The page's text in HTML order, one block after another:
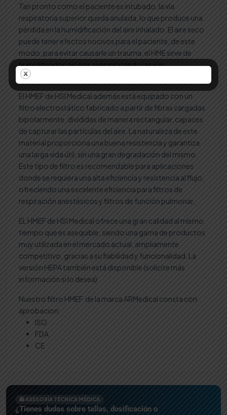
Tan pronto como el paciente es intubado, la vía
respiratoria superior queda anulada, lo que produce una
pérdida en la humidificación del aire inhalado. El aire seco
puede tener efectos nocivos para el paciente, de este
modo, para evitar causarle un trauma, el HME sirve de
humidificador del aire, reemplazando las vías
respiratorias superiores.
El HMEF de HSI Medical además está equipado con un
filtro electrostático fabricado a partir de fibras cargadas
bipolarmente, divididas de manera rectangular, capaces
de capturar las partículas del aire. La naturaleza de este
material proporciona una buena resistencia y garantiza
una larga vida útil, sin una gran degradación del mismo.
Este tipo de filtro es recomendable para aplicaciones
donde se requiera una alta eficiencia y resistencia al flujo,
ofreciendo una excelente eficiencia para filtros de
respiración anestésicos y filtros de función pulmonar.
EL HMEF de HSI Medical ofrece una gran calidad al mismo
tiempo que es asequible, siendo una gama de productos
muy utilizada en el mercado actual, ampliamente
competitivo, gracias a su fiabilidad y funcionalidad. La
versión HEPA también está disponible (solicite más
información si lo desea)
Nuestro filtro HMEF de la marca ARMedical consta con
aprobacion:
ISO
FDA
CE
🏥 ASESORÍA TÉCNICA MÉDICA
¿Tienes dudas sobre tallas, dosificación o